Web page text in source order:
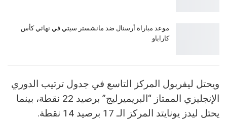
موعد مباراة أرسنال ضد مانشستر سيتي في نهائي كأس
كاراباو
ويحتل ليفربول المركز التاسع في جدول ترتيب الدوري
الإنجليزي الممتاز “البريميرليج” برصيد 22 نقطة، بينما
يحتل ليدز يونايتد المركز الـ 17 برصيد 14 نقطة.